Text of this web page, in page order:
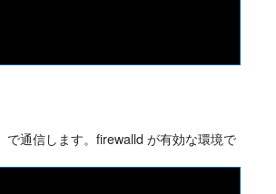
通信します。firewalld が有効な環境で